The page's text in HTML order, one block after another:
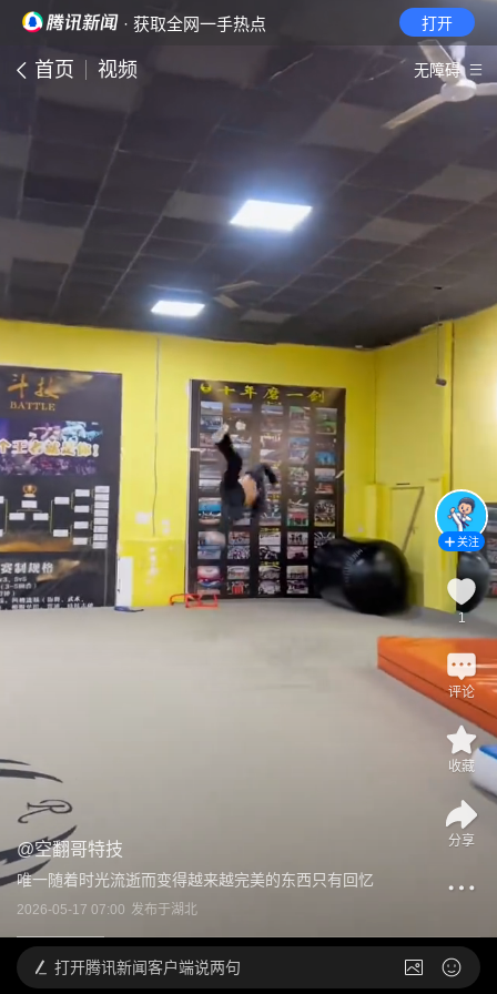
· 获取全网一手热点 打开
首页 视频 无障碍
@空翻哥特技
唯一随着时光流逝而变得越来越完美的东西只有回忆
2026-05-17 07:00 发布于湖北
关注
1
评论
收藏
分享
打开腾讯新闻客户端说两句